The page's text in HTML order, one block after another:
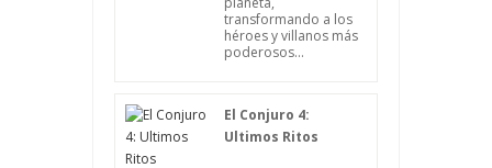
transformando a los
héroes y villanos más
poderosos...
El Conjuro 4:
Ultimos Ritos